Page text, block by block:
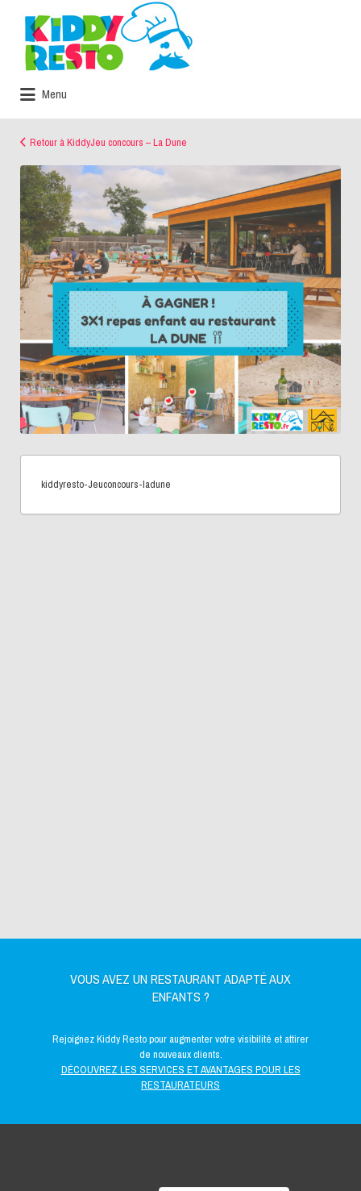
Rechercher:
Menu
kiddyresto-
Jeuconcours-
ladune
Retour à KiddyJeu concours – La Dune
kiddyresto-Jeuconcours-ladune
VOUS AVEZ UN RESTAURANT ADAPTÉ AUX
ENFANTS ?
Rejoignez Kiddy Resto pour augmenter votre visibilité et attirer
de nouveaux clients.
DÉCOUVREZ LES SERVICES ET AVANTAGES POUR LES
RESTAURATEURS